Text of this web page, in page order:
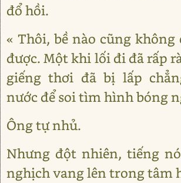
đổ hồi.
« Thôi, bề nào cũng không
được. Một khi lối đi đã rấp
giếng thơi đã bị lấp
nước để soi tìm hình bóng
Ông tự nhủ.
Nhưng đột nhiên, tiếng
nghịch vang lên trong tâm